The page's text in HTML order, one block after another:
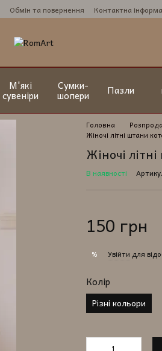
Обмін та повернення Контактна
М'які
сувеніри
Сумки-
шопери Пазли
Головна
Жіночі літні штани
Жіночі
В наявності
150 грн
% Увійти для
Колір
Різні кольори